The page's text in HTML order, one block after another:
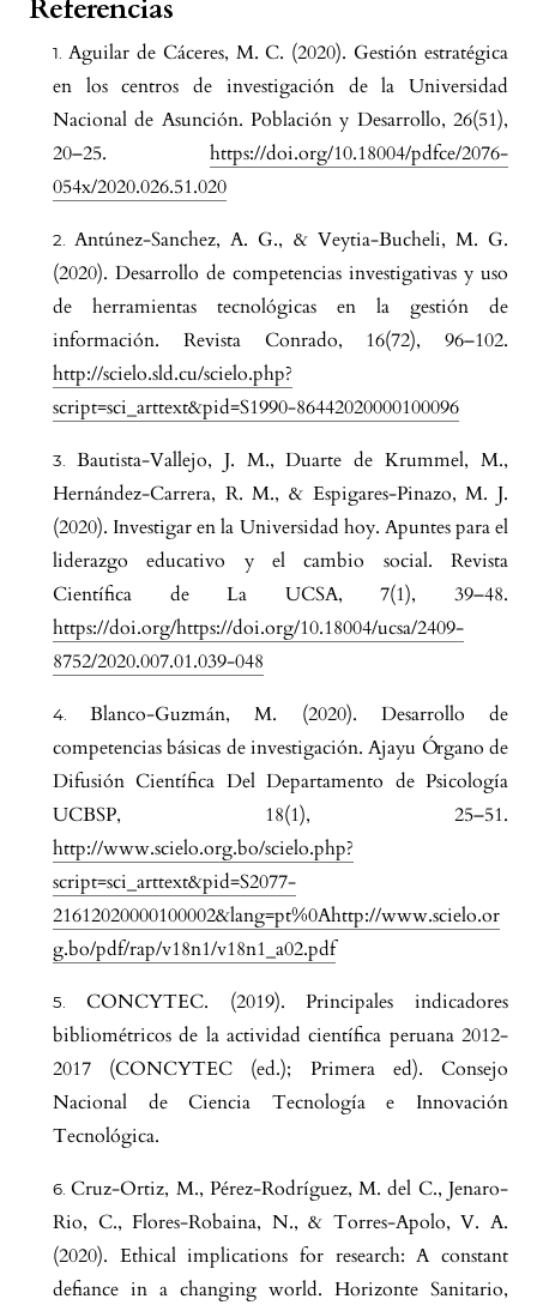
Referencias
Aguilar de Cáceres, M. C. (2020). Gestión estratégica
en los centros de investigación de la Universidad
Nacional de Asunción. Población y Desarrollo, 26(51),
20–25. https://doi.org/10.18004/pdfce/2076-
054x/2020.026.51.020
Antúnez-Sanchez, A. G., & Veytia-Bucheli, M. G.
(2020). Desarrollo de competencias investigativas y uso
de herramientas tecnológicas en la gestión de
información. Revista Conrado, 16(72), 96–102.
http://scielo.sld.cu/scielo.php?
script=sci_arttext&pid=S1990-86442020000100096
Bautista-Vallejo, J. M., Duarte de Krummel, M.,
Hernández-Carrera, R. M., & Espigares-Pinazo, M. J.
(2020). Investigar en la Universidad hoy. Apuntes para el
liderazgo educativo y el cambio social. Revista
Científica de La UCSA, 7(1), 39–48.
https://doi.org/https://doi.org/10.18004/ucsa/2409-
8752/2020.007.01.039-048
Blanco-Guzmán, M. (2020). Desarrollo de
competencias básicas de investigación. Ajayu Órgano de
Difusión Científica Del Departamento de Psicología
UCBSP, 18(1), 25–51.
http://www.scielo.org.bo/scielo.php?
script=sci_arttext&pid=S2077-
21612020000100002&lang=pt%0Ahttp://www.scielo.or
g.bo/pdf/rap/v18n1/v18n1_a02.pdf
CONCYTEC. (2019). Principales indicadores
bibliométricos de la actividad científica peruana 2012-
2017 (CONCYTEC (ed.); Primera ed). Consejo
Nacional de Ciencia Tecnología e Innovación
Tecnológica.
Cruz-Ortiz, M., Pérez-Rodríguez, M. del C., Jenaro-
Rio, C., Flores-Robaina, N., & Torres-Apolo, V. A.
(2020). Ethical implications for research: A constant
defiance in a changing world. Horizonte Sanitario,